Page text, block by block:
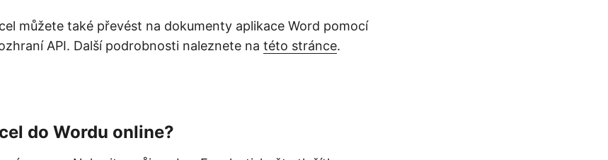
můžete také převést na dokumenty aplikace Word pomocí
API. Další podrobnosti naleznete na této stránce.
do Wordu online?